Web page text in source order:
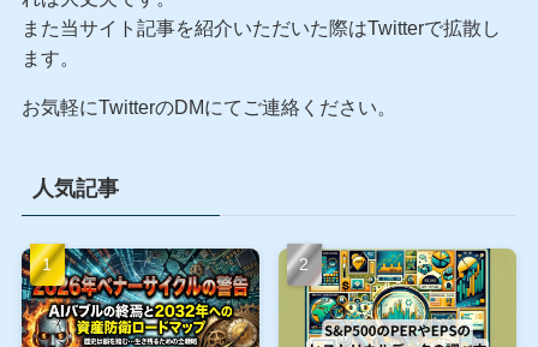
また当サイト記事を紹介いただいた際はTwitterで拡散し
ます。
お気軽にTwitterのDMにてご連絡ください。
人気記事